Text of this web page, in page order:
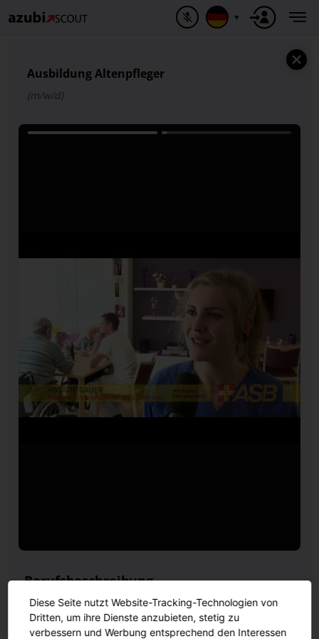
▼
Ausbildung Altenpfleger
(m/w/d)
Berufsbeschreibung
In der Ausbildung zum Altenpfleger betreust und
pflegst du hilfsbedürftige ältere Menschen. Du
Diese Seite nutzt Website-Tracking-Technologien von
Dritten, um ihre Dienste anzubieten, stetig zu
verbessern und Werbung entsprechend den Interessen